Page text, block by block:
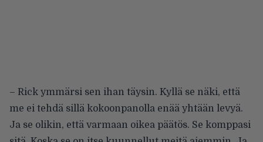
– Rick ymmärsi sen ihan täysin. Kyllä se näki, että
me ei tehdä sillä kokoonpanolla enää yhtään levyä.
Ja se olikin, että varmaan oikea päätös. Se komppasi